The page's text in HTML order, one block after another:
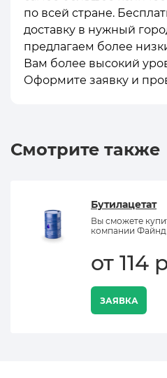
по всей стране.
доставку в нужный
предлагаем более
Вам более высокий
Оформите заявку и
Смотрите также
Бутилацетат
Вы сможете
компании Файнд
от 114
ЗАЯВКА